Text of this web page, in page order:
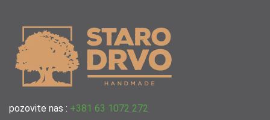
pozovite nas : +381 63 1072 272